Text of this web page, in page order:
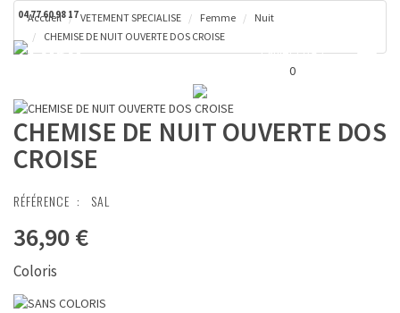
04 77 60 98 17
Panier ( 0 € )
0
Accueil VETEMENT SPECIALISE Femme
Nuit
CHEMISE DE NUIT OUVERTE DOS CROISE
CHEMISE DE NUIT OUVERTE DOS
CROISE
RÉFÉRENCE : SAL
36,90 €
Coloris